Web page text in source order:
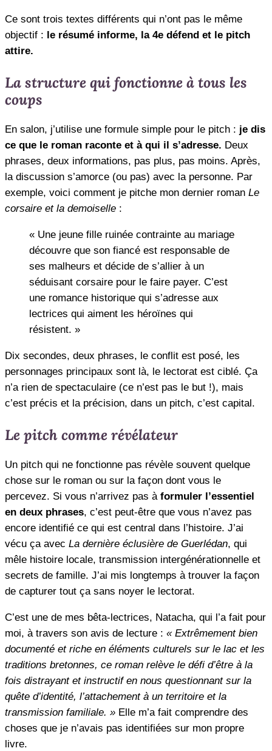
Ce sont trois textes différents qui n’ont pas le même
objectif : le résumé informe, la 4e défend et le pitch
attire.
La structure qui fonctionne à tous les
coups
En salon, j’utilise une formule simple pour le pitch : je dis
ce que le roman raconte et à qui il s’adresse. Deux
phrases, deux informations, pas plus, pas moins. Après,
la discussion s’amorce (ou pas) avec la personne. Par
exemple, voici comment je pitche mon dernier roman Le
corsaire et la demoiselle :
« Une jeune fille ruinée contrainte au mariage
découvre que son fiancé est responsable de
ses malheurs et décide de s’allier à un
séduisant corsaire pour le faire payer. C’est
une romance historique qui s’adresse aux
lectrices qui aiment les héroïnes qui
résistent. »
Dix secondes, deux phrases, le conflit est posé, les
personnages principaux sont là, le lectorat est ciblé. Ça
n’a rien de spectaculaire (ce n’est pas le but !), mais
c’est précis et la précision, dans un pitch, c’est capital.
Le pitch comme révélateur
Un pitch qui ne fonctionne pas révèle souvent quelque
chose sur le roman ou sur la façon dont vous le
percevez. Si vous n’arrivez pas à formuler l’essentiel
en deux phrases, c’est peut-être que vous n’avez pas
encore identifié ce qui est central dans l’histoire. J’ai
vécu ça avec La dernière éclusière de Guerlédan, qui
mêle histoire locale, transmission intergénérationnelle et
secrets de famille. J’ai mis longtemps à trouver la façon
de capturer tout ça sans noyer le lectorat.
C’est une de mes bêta-lectrices, Natacha, qui l’a fait pour
moi, à travers son avis de lecture : « Extrêmement bien
documenté et riche en éléments culturels sur le lac et les
traditions bretonnes, ce roman relève le défi d’être à la
fois distrayant et instructif en nous questionnant sur la
quête d’identité, l’attachement à un territoire et la
transmission familiale. » Elle m’a fait comprendre des
choses que je n’avais pas identifiées sur mon propre
livre.